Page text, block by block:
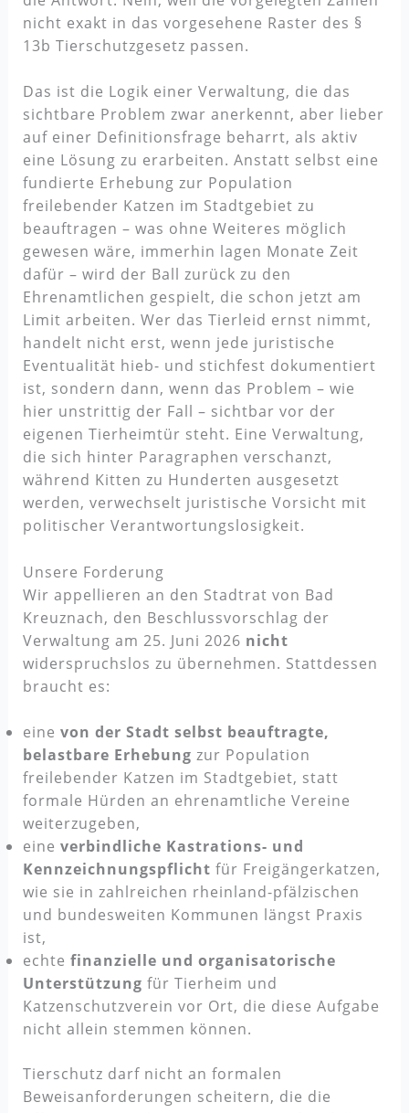
nicht exakt in das vorgesehene Raster des §
13b Tierschutzgesetz passen.
Das ist die Logik einer Verwaltung, die das
sichtbare Problem zwar anerkennt, aber lieber
auf einer Definitionsfrage beharrt, als aktiv
eine Lösung zu erarbeiten. Anstatt selbst eine
fundierte Erhebung zur Population
freilebender Katzen im Stadtgebiet zu
beauftragen – was ohne Weiteres möglich
gewesen wäre, immerhin lagen Monate Zeit
dafür – wird der Ball zurück zu den
Ehrenamtlichen gespielt, die schon jetzt am
Limit arbeiten. Wer das Tierleid ernst nimmt,
handelt nicht erst, wenn jede juristische
Eventualität hieb- und stichfest dokumentiert
ist, sondern dann, wenn das Problem – wie
hier unstrittig der Fall – sichtbar vor der
eigenen Tierheimtür steht. Eine Verwaltung,
die sich hinter Paragraphen verschanzt,
während Kitten zu Hunderten ausgesetzt
werden, verwechselt juristische Vorsicht mit
politischer Verantwortungslosigkeit.
Unsere Forderung
Wir appellieren an den Stadtrat von Bad
Kreuznach, den Beschlussvorschlag der
Verwaltung am 25. Juni 2026 nicht
widerspruchslos zu übernehmen. Stattdessen
braucht es:
eine von der Stadt selbst beauftragte,
belastbare Erhebung zur Population
freilebender Katzen im Stadtgebiet, statt
formale Hürden an ehrenamtliche Vereine
weiterzugeben,
eine verbindliche Kastrations- und
Kennzeichnungspflicht für Freigängerkatzen,
wie sie in zahlreichen rheinland-pfälzischen
und bundesweiten Kommunen längst Praxis
ist,
echte finanzielle und organisatorische
Unterstützung für Tierheim und
Katzenschutzverein vor Ort, die diese Aufgabe
nicht allein stemmen können.
Tierschutz darf nicht an formalen
Beweisanforderungen scheitern, die die